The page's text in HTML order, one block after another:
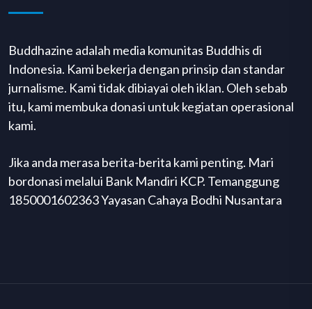
Buddhazine adalah media komunitas Buddhis di
Indonesia. Kami bekerja dengan prinsip dan standar
jurnalisme. Kami tidak dibiayai oleh iklan. Oleh sebab
itu, kami membuka donasi untuk kegiatan operasional
kami.
Jika anda merasa berita-berita kami penting. Mari
bordonasi melalui Bank Mandiri KCP. Temanggung
1850001602363 Yayasan Cahaya Bodhi Nusantara